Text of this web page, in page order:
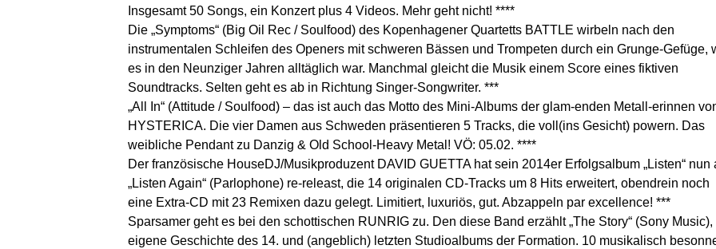
Insgesamt 50 Songs, ein Konzert plus 4 Videos. Mehr geht nicht! ****
Die „Symptoms“ (Big Oil Rec / Soulfood) des Kopenhagener Quartetts BATTLE wirbeln nach den
instrumentalen Schleifen des Openers mit schweren Bässen und Trompeten durch ein Grunge-Gefüge,
es in den Neunziger Jahren alltäglich war. Manchmal gleicht die Musik einem Score eines fiktiven
Soundtracks. Selten geht es ab in Richtung Singer-Songwriter. ***
„All In“ (Attitude / Soulfood) – das ist auch das Motto des Mini-Albums der glam-enden Metall-erinnen
HYSTERICA. Die vier Damen aus Schweden präsentieren 5 Tracks, die voll(ins Gesicht) powern. Das
weibliche Pendant zu Danzig & Old School-Heavy Metal! VÖ: 05.02. ****
Der französische HouseDJ/Musikproduzent DAVID GUETTA hat sein 2014er Erfolgsalbum „Listen“ nun
„Listen Again“ (Parlophone) re-releast, die 14 originalen CD-Tracks um 8 Hits erweitert, obendrein noch
eine Extra-CD mit 23 Remixen dazu gelegt. Limitiert, luxuriös, gut. Abzappeln par excellence! ***
Sparsamer geht es bei den schottischen RUNRIG zu. Den diese Band erzählt „The Story“ (Sony Music),
eigene Geschichte des 14. und (angeblich) letzten Studioalbums der Formation. 10 musikalisch